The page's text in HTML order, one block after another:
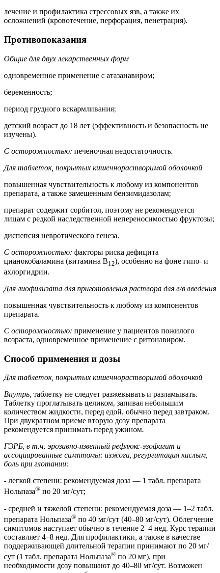
лечение и профилактика стрессовых язв, а также их
осложнений (кровотечение, перфорация, пенетрация).
Противопоказания
Общие для двух лекарственных форм
одновременное применение с атазанавиром;
беременность;
период грудного вскармливания;
детский возраст до 18 лет (эффективность и безопасность не
изучены).
С осторожностью: печеночная недостаточность.
Для таблеток, покрытых кишечнорастворимой оболочкой
повышенная чувствительность к любому из компонентов
препарата, а также замещенным бензимидазолам;
препарат содержит сорбитол, поэтому не рекомендуется
лицам с редкой наследственной непереносимостью фруктозы;
диспепсия невротического генеза.
С осторожностью: факторы риска дефицита
цианокобаламина (витамина В12), особенно на фоне гипо- и
ахлоргидрии.
Для лиофилизата для приготовления раствора для в/в введения
повышенная чувствительность к любому из компонентов
препарата.
С осторожностью: применение у пациентов пожилого
возраста, одновременное применение с ритонавиром.
Способ применения и дозы
Для таблеток, покрытых кишечнорастворимой оболочкой
Внутрь, таблетку не следует разжевывать и разламывать.
Таблетку проглатывать целиком, запивая небольшим
количеством жидкости, перед едой, обычно перед завтраком.
При двукратном приеме вторую дозу препарата
рекомендуется принимать перед ужином.
ГЭРБ, в т.ч. эрозивно-язвенный рефлюкс-эзофагит и
ассоциированные симптомы: изжога, регургитация кислым,
боль при глотании:
- легкой степени: рекомендуемая доза — 1 табл. препарата
Нольпаза® по 20 мг/сут;
- средней и тяжелой степени: рекомендуемая доза — 1–2 табл.
препарата Нольпаза® по 40 мг/сут (40–80 мг/сут). Облегчение
симптомов наступает обычно в течение 2–4 нед. Курс терапии
составляет 4–8 нед. Для профилактики, а также в качестве
поддерживающей длительной терапии принимают по 20 мг/
сут (1 табл. препарата Нольпаза® по 20 мг), при
необходимости дозу повышают до 40–80 мг/сут. Возможен